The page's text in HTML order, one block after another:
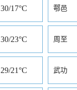
30/17°C 鄠邑
30/23°C 周至
29/21°C 武功